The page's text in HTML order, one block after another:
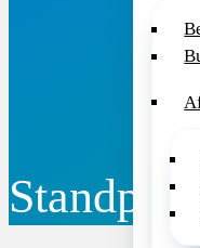
Standpunt